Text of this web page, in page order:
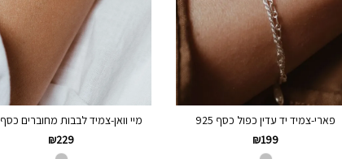
פארי-צמיד יד עדין כפול כסף 925
₪199
מיי וואן-צמיד לבבות מחוברים כסף 925
₪229